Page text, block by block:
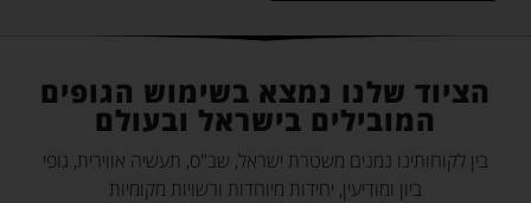
הציוד שלנו נמצא בשימוש הגופים
המובילים בישראל ובעולם
בין לקוחותינו נמנים משטרת ישראל, שב"ס, תעשיה אווירית, גופי
ביון ומודיעין, יחידות מיוחדות ורשויות מקומיות